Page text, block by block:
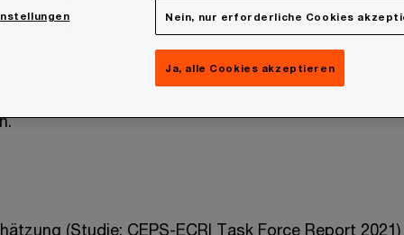
kann nicht allein durch Personalaufstockung
bedarf eines neuen, innovativen Lösungsansatzes
Managed Services von PwC sind unsere Antwort auf
(Studie: CEPS-ECRI Task Force Report 2021)
Nein, nur erforderliche Cookies
Ja, alle Cookies akzeptieren